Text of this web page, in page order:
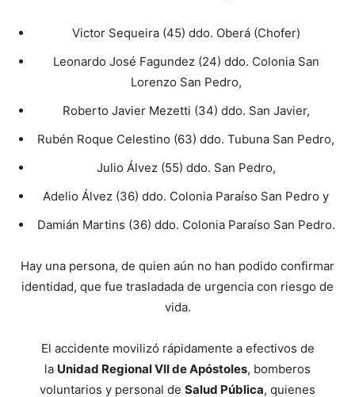
Victor Sequeira (45) ddo. Oberá (Chofer)
Leonardo José Fagundez (24) ddo. Colonia San
Lorenzo San Pedro,
Roberto Javier Mezetti (34) ddo. San Javier,
Rubén Roque Celestino (63) ddo. Tubuna San Pedro,
Julio Álvez (55) ddo. San Pedro,
Adelio Álvez (36) ddo. Colonia Paraíso San Pedro y
Damián Martins (36) ddo. Colonia Paraíso San Pedro.
Hay una persona, de quien aún no han podido confirmar
identidad, que fue trasladada de urgencia con riesgo de
vida.
El accidente movilizó rápidamente a efectivos de
la Unidad Regional VII de Apóstoles, bomberos
voluntarios y personal de Salud Pública, quienes